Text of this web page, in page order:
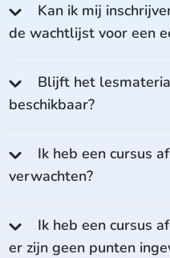
Kan ik mij
de wachtlijst voor een
Blijft het
beschikbaar?
Ik heb een cursus
verwachten?
Ik heb een cursus
er zijn geen punten